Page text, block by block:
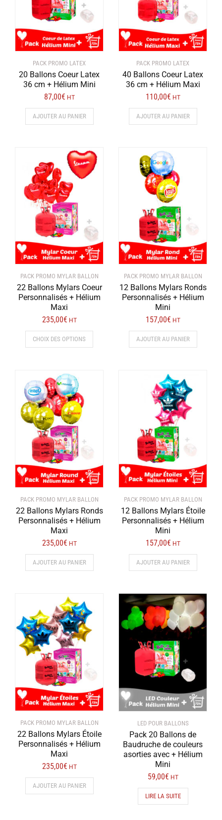
PACK PROMO LATEX
20 Ballons Coeur Latex
36 cm + Hélium Mini
87,00€ HT
AJOUTER AU PANIER
PACK PROMO LATEX
40 Ballons Coeur Latex
36 cm + Hélium Maxi
110,00€ HT
AJOUTER AU PANIER
PACK PROMO MYLAR BALLON
22 Ballons Mylars Coeur
Personnalisés + Hélium
Maxi
235,00€ HT
CHOIX DES OPTIONS
Ce
page
du
PACK PROMO MYLAR BALLON
12 Ballons Mylars Ronds
Personnalisés + Hélium
Mini
157,00€ HT
AJOUTER AU PANIER
PACK PROMO MYLAR BALLON
22 Ballons Mylars Ronds
Personnalisés + Hélium
Maxi
235,00€ HT
AJOUTER AU PANIER
PACK PROMO MYLAR BALLON
12 Ballons Mylars Étoile
Personnalisés + Hélium
Mini
157,00€ HT
AJOUTER AU PANIER
PACK PROMO MYLAR BALLON
22 Ballons Mylars Étoile
Personnalisés + Hélium
Maxi
235,00€ HT
AJOUTER AU PANIER
LED POUR BALLONS
Pack 20 Ballons de
Baudruche de couleurs
asorties avec + Hélium
Mini
59,00€ HT
LIRE LA SUITE